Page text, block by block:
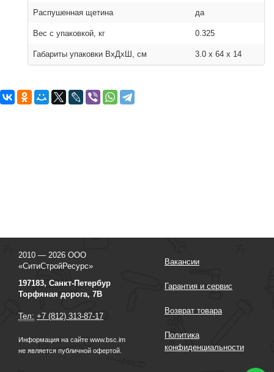
Распушенная щетина да
Вес с упаковкой, кг 0.325
Габариты упаковки ВхДхШ, см 3.0 x 64 x 14
2010 — 2026 ООО
«СитиСтройРесурс»
197183, Санкт-Петербур
Торфяная дорога, 7В
Тел: +7 (812) 313-87-17
Информация на сайте www.bsc.im
не является публичной офертой.
Вакансии
Гарантия и сервис
Возврат товара
Политика
конфиденциальности